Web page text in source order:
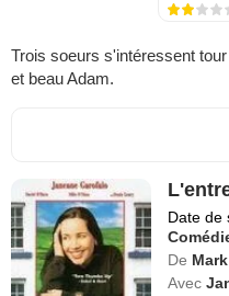
Trois soeurs s'intéressent
et beau Adam.
Date de
De
Avec